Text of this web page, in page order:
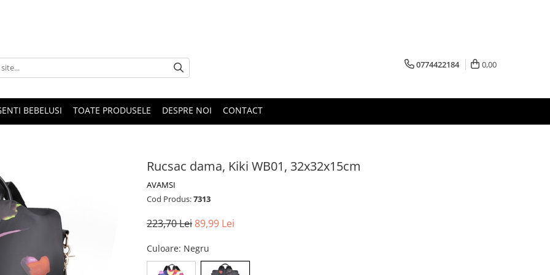
0774422184 0,00
BEBELUSI TOATE PRODUSELE DESPRE NOI CONTACT
Rucsac dama, Kiki WB01, 32x32x15cm
AVAMSI
Cod Produs:7313
223,70 Lei89,99 Lei
Culoare: Negru